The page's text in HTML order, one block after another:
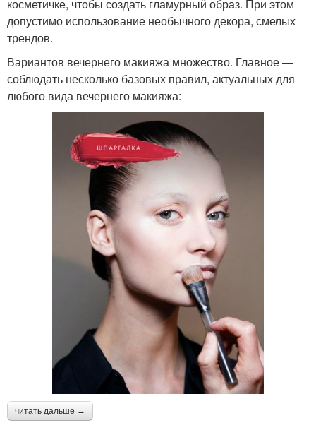
косметичке, чтобы создать гламурный образ. При этом
допустимо использование необычного декора, смелых
трендов.
Вариантов вечернего макияжа множество. Главное —
соблюдать несколько базовых правил, актуальных для
любого вида вечернего макияжа:
читать дальше →